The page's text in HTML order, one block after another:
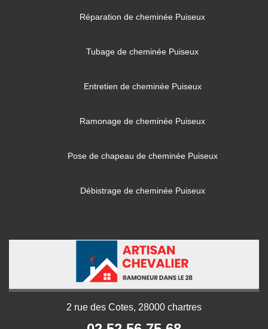
Réparation de cheminée Puiseux
Tubage de cheminée Puiseux
Entretien de cheminée Puiseux
Ramonage de cheminée Puiseux
Pose de chapeau de cheminée Puiseux
Débistrage de cheminée Puiseux
2 rue des Cotes, 28000 chartres